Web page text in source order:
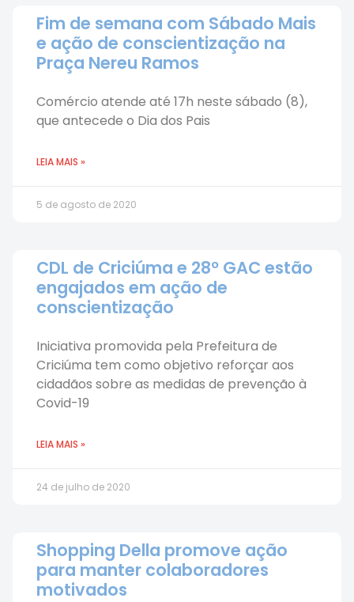
Fim de semana com Sábado Mais
e ação de conscientização na
Praça Nereu Ramos
Comércio atende até 17h neste sábado (8),
que antecede o Dia dos Pais
LEIA MAIS »
5 de agosto de 2020
CDL de Criciúma e 28º GAC estão
engajados em ação de
conscientização
Iniciativa promovida pela Prefeitura de
Criciúma tem como objetivo reforçar aos
cidadãos sobre as medidas de prevenção à
Covid-19
LEIA MAIS »
24 de julho de 2020
Shopping Della promove ação
para manter colaboradores
motivados